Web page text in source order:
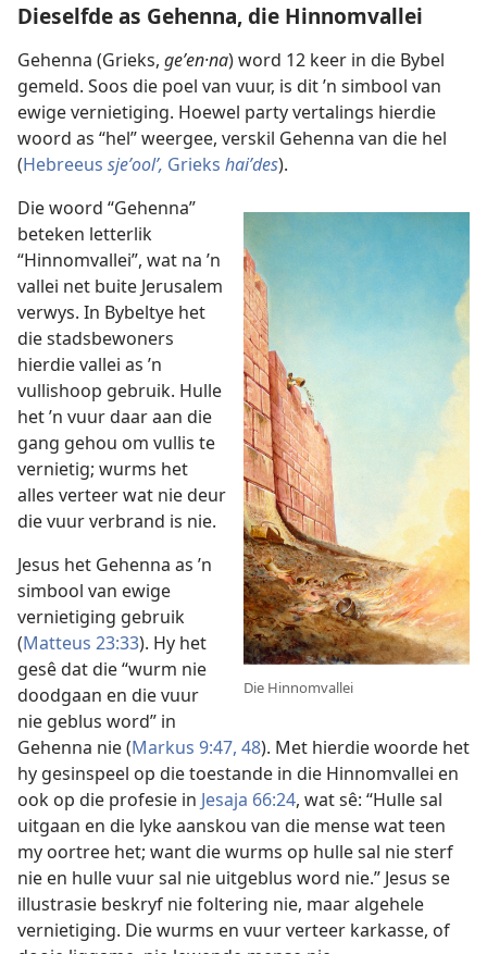
Dieselfde as Gehenna, die Hinnomvallei
Gehenna (Grieks, geʹen·na) word 12 keer in die Bybel
gemeld. Soos die poel van vuur, is dit ’n simbool van
ewige vernietiging. Hoewel party vertalings hierdie
woord as “hel” weergee, verskil Gehenna van die hel
(Hebreeus sjeʼoolʹ, Grieks haiʹdes).
Die Hinnomvallei
Die woord “Gehenna”
beteken letterlik
“Hinnomvallei”, wat na ’n
vallei net buite Jerusalem
verwys. In Bybeltye het
die stadsbewoners
hierdie vallei as ’n
vullishoop gebruik. Hulle
het ’n vuur daar aan die
gang gehou om vullis te
vernietig; wurms het
alles verteer wat nie deur
die vuur verbrand is nie.
Jesus het Gehenna as ’n
simbool van ewige
vernietiging gebruik
(Matteus 23:33). Hy het
gesê dat die “wurm nie
doodgaan en die vuur
nie geblus word” in
Gehenna nie (Markus 9:47, 48). Met hierdie woorde het
hy gesinspeel op die toestande in die Hinnomvallei en
ook op die profesie in Jesaja 66:24, wat sê: “Hulle sal
uitgaan en die lyke aanskou van die mense wat teen
my oortree het; want die wurms op hulle sal nie sterf
nie en hulle vuur sal nie uitgeblus word nie.” Jesus se
illustrasie beskryf nie foltering nie, maar algehele
vernietiging. Die wurms en vuur verteer karkasse, of